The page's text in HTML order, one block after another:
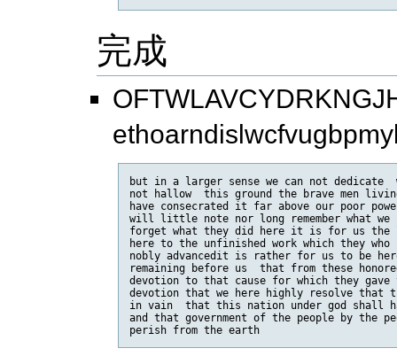
完成
but in a larger sense we can not dedicate
not hallow  this ground the brave men
have consecrated it far above our poor
will little note nor long remember what we
forget what they did here it is for us the
here to the unfinished work which they
nobly advancedit is rather for us to be
remaining before us  that from these
devotion to that cause for which they
devotion that we here highly resolve that
in vain  that this nation under god shall
and that government of the people by the
perish from the earth